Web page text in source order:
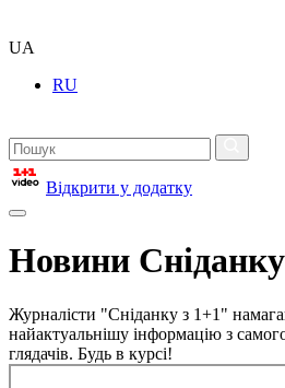
UA
RU
Відкрити у додатку
Новини
Журналісти "Сніданку з 1+1"
найактуальнішу інформацію з
глядачів. Будь в курсі!